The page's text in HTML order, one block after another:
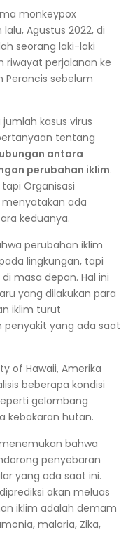
monkeypox
Agustus 2022, di
seorang laki-laki
riwayat perjalanan ke
Perancis sebelum
kasus virus
tentang
antara
perubahan iklim.
Organisasi
menyatakan ada
keduanya.
perubahan iklim
lingkungan, tapi
masa depan. Hal ini
yang dilakukan para
iklim turut
yang ada saat
of Hawaii, Amerika
beberapa kondisi
gelombang
kebakaran hutan.
bahwa
penyebaran
yang ada saat ini.
akan meluas
iklim adalah demam
malaria, Zika,